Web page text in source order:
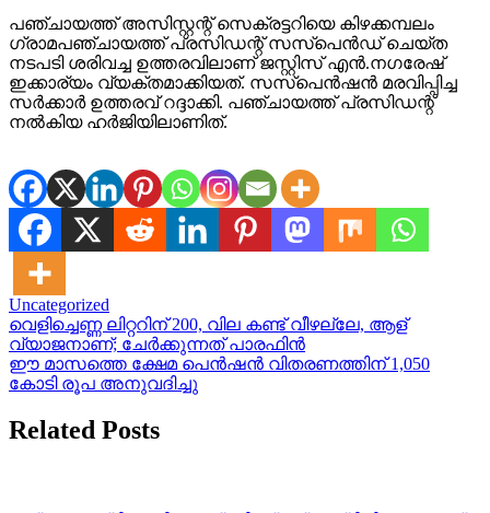
പഞ്ചായത്ത് അസിസ്റ്റന്റ് സെക്രട്ടറിയെ കിഴക്കമ്പലം
ഗ്രാമപഞ്ചായത്ത് പ്രസിഡന്റ് സസ്പെൻഡ് ചെയ്ത
നടപടി ശരിവച്ച ഉത്തരവിലാണ് ജസ്റ്റിസ് എൻ.നഗരേഷ്
ഇക്കാര്യം വ്യക്തമാക്കിയത്. സസ്പെൻഷൻ മരവിപ്പിച്ച
സർക്കാർ ഉത്തരവ് റദ്ദാക്കി. പഞ്ചായത്ത് പ്രസിഡന്റ്
നല്‍കിയ ഹർജിയിലാണിത്.
Uncategorized
Post
navigation
വെളിച്ചെണ്ണ ലിറ്ററിന് 200, വില കണ്ട് വീഴല്ലേ, ആള്
വ്യാജനാണ്; ചേർക്കുന്നത് പാരഫിൻ
ഈ മാസത്തെ ക്ഷേമ പെന്‍ഷന്‍ വിതരണത്തിന് 1,050
കോടി രൂപ അനുവദിച്ചു
Related Posts